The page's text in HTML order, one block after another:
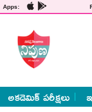
Apps:
అకడెమిక్ పరీక్షలు